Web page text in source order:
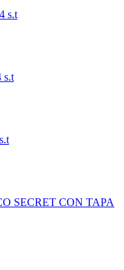
s.t
s.t
SECRET CON TAPA